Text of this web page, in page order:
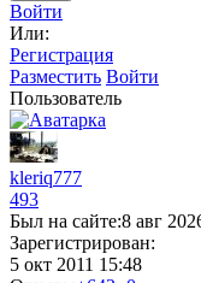
Войти
Или:
Регистрация
Разместить Войти
Пользователь
kleriq777
493
Был на сайте:8 авг
Зарегистрирован:
5 окт 2011 15:48